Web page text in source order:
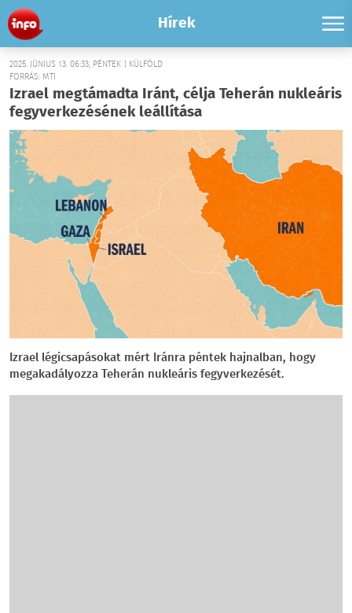
Hírek
2025. JÚNIUS 13. 06:33, PÉNTEK | KÜLFÖLD
FORRÁS: MTI
Izrael megtámadta Iránt, célja Teherán nukleáris
fegyverkezésének leállítása
Izrael légicsapásokat mért Iránra péntek hajnalban, hogy
megakadályozza Teherán nukleáris fegyverkezését.